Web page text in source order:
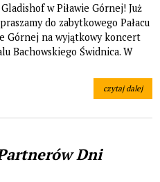
w Piławie Górnej! Już
do zabytkowego Pałacu
Górnej na wyjątkowy koncert
Bachowskiego Świdnica. W
czytaj dalej
na temat:
Dni